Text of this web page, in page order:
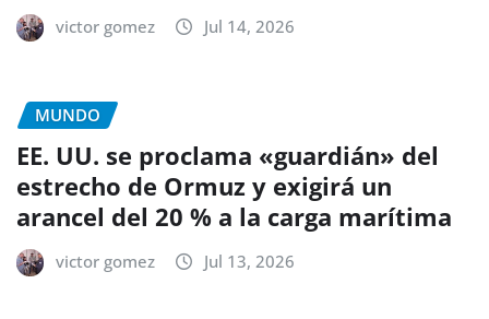
victor gomez Jul 14, 2026
MUNDO
EE. UU. se proclama «guardián» del
estrecho de Ormuz y exigirá un
arancel del 20 % a la carga marítima
victor gomez Jul 13, 2026